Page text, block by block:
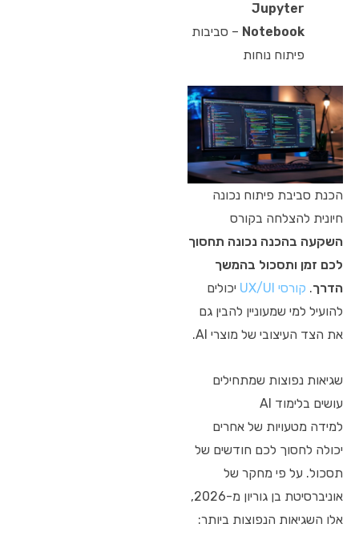
Jupyter
Notebook – סביבות
פיתוח נוחות
הכנת סביבת פיתוח נכונה
חיונית להצלחה בקורס
השקעה בהכנה נכונה תחסוך
לכם זמן ותסכול בהמשך
הדרך. קורסי UX/UI
יכולים
להועיל למי שמעוניין להבין גם
את הצד העיצובי של מוצרי AI.
שגיאות נפוצות שמתחילים
עושים בלימוד AI
למידה מטעויות של אחרים
יכולה לחסוך לכם חודשים של
תסכול. על פי מחקר של
אוניברסיטת בן גוריון מ-2026,
אלו השגיאות הנפוצות ביותר: